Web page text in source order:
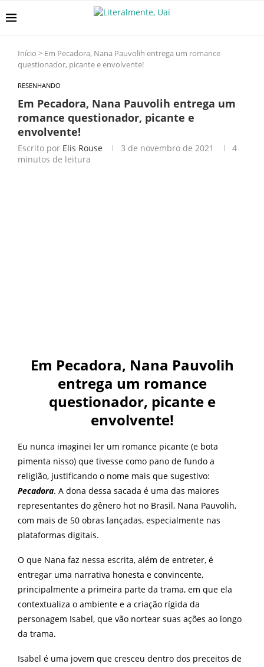
Início > Em Pecadora, Nana Pauvolih entrega um romance
questionador, picante e envolvente!
RESENHANDO
Em Pecadora, Nana Pauvolih entrega um
romance questionador, picante e
envolvente!
Escrito por Elis Rouse 3 de novembro de 2021
4
minutos de leitura
Em Pecadora, Nana Pauvolih
entrega um romance
questionador, picante e
envolvente!
Eu nunca imaginei ler um romance picante (e bota
pimenta nisso) que tivesse como pano de fundo a
religião, justificando o nome mais que sugestivo:
Pecadora. A dona dessa sacada é uma das maiores
representantes do gênero hot no Brasil, Nana Pauvolih,
com mais de 50 obras lançadas, especialmente nas
plataformas digitais.
O que Nana faz nessa escrita, além de entreter, é
entregar uma narrativa honesta e convincente,
principalmente a primeira parte da trama, em que ela
contextualiza o ambiente e a criação rígida da
personagem Isabel, que vão nortear suas ações ao longo
da trama.
Isabel é uma jovem que cresceu dentro dos preceitos de